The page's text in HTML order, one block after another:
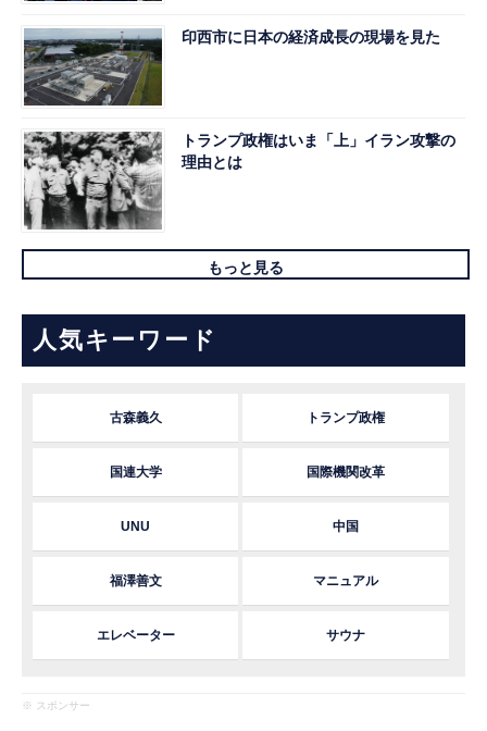
印西市に日本の経済成長の現場を見た
トランプ政権はいま「上」イラン攻撃の
理由とは
もっと見る
人気キーワード
古森義久 トランプ政権
国連大学 国際機関改革
UNU 中国
福澤善文 マニュアル
エレベーター サウナ
※ スポンサー